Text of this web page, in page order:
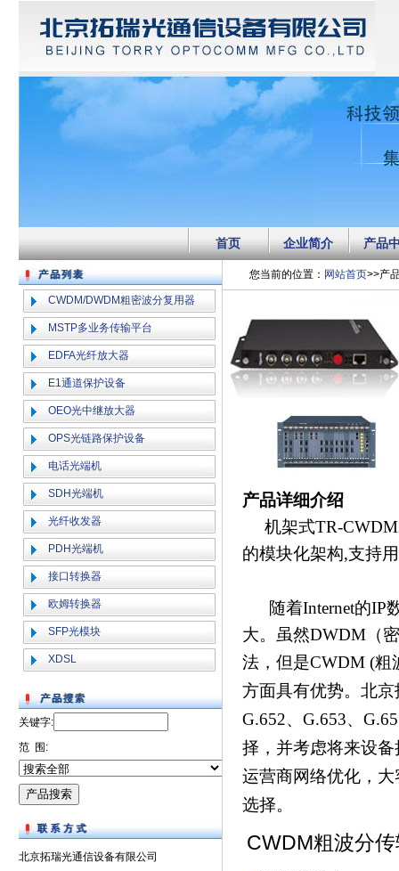
首页 企业简介 产品
CWDM/DWDM粗密波分复用器
MSTP多业务传输平台
EDFA光纤放大器
E1通道保护设备
OEO光中继放大器
OPS光链路保护设备
电话光端机
SDH光端机
光纤收发器
PDH光端机
接口转换器
欧姆转换器
SFP光模块
XDSL
关键字:
范 围:
北京拓瑞光通信设备有限公司
您当前的位置： 网站首页>>产
产品详细介绍
机架式TR-
的模块化架构,支持
随着Internet的IP
大。虽然DWDM （
法，但是CWDM (粗
方面具有优势。北
G.652、 G.653、
择 ， 并考虑将来设备
运营商网络优化，
选择。
CWDM粗波分